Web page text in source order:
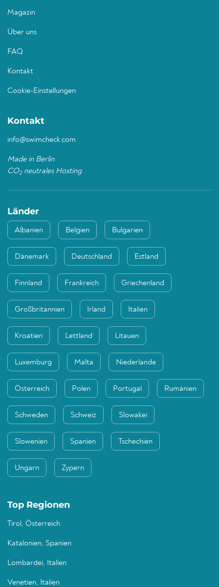
Magazin
Über uns
FAQ
Kontakt
Cookie-Einstellungen
Kontakt
info@swimcheck.com
Made in Berlin
CO2neutrales Hosting
Länder
Albanien Belgien Bulgarien
Dänemark Deutschland Estland
Finnland Frankreich Griechenland
Großbritannien Irland Italien
Kroatien Lettland Litauen
Luxemburg Malta Niederlande
Österreich Polen Portugal Rumänien
Schweden Schweiz Slowakei
Slowenien Spanien Tschechien
Ungarn Zypern
Top Regionen
Tirol, Österreich
Katalonien, Spanien
Lombardei, Italien
Venetien, Italien